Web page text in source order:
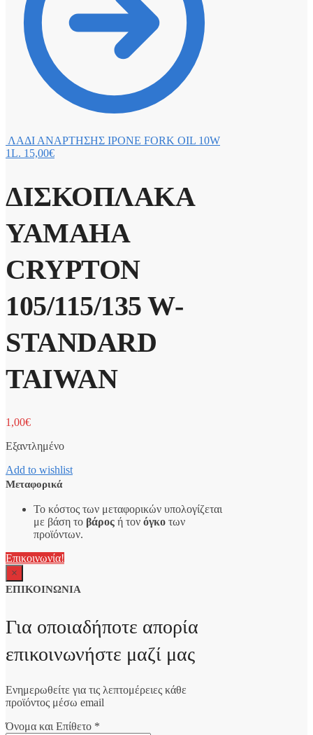
ΛΑΔΙ ΑΝΑΡΤΗΣΗΣ IPONE FORK OIL 10W
1L. 15,00€
ΔΙΣΚΟΠΛΑΚΑ
YAMAHA
CRYPTON
105/115/135 W-
STANDARD
TAIWAN
1,00€
Εξαντλημένο
Add to wishlist
Μεταφορικά
Το κόστος των μεταφορικών υπολογίζεται
με βάση το βάρος ή τον όγκο των
προϊόντων.
Επικοινωνία!
×
ΕΠΙΚΟΙΝΩΝΙΑ
Για οποιαδήποτε απορία
επικοινωνήστε μαζί μας
Ενημερωθείτε για τις λεπτομέρειες κάθε
προϊόντος μέσω email
Όνομα και Επίθετο *